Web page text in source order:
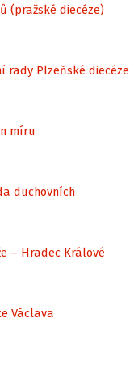
(pražské diecéze)
rady Plzeňské diecéze
míru
duchovních
– Hradec Králové
Václava